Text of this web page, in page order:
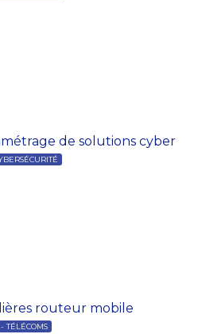
de solutions cyber
routeur mobile
TÉLÉCOMS